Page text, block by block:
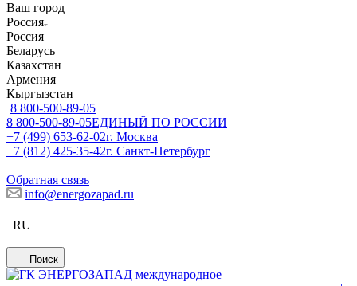
Ваш город
Россия
Россия
Беларусь
Казахстан
Армения
Кыргызстан
8 800-500-89-05
8 800-500-89-05ЕДИНЫЙ ПО РОССИИ
+7 (499) 653-62-02г. Москва
+7 (812) 425-35-42г. Санкт-Петербург
Обратная связь
info@energozapad.ru
RU
Поиск